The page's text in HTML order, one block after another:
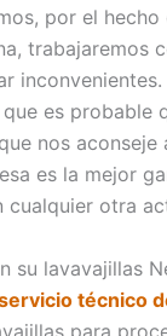
por el
es probable
nos
es la mejor
cualquier otra
su lavavajillas
técnico
para